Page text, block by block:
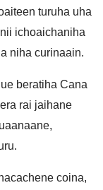
turuha uha
ichoaichaniha
niha curinaain.
beratiha Cana
rai jaihane
coina,